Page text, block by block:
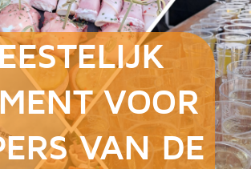
VOOR
VAN DE